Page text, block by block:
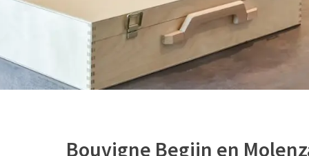
Bouvigne Begijn en